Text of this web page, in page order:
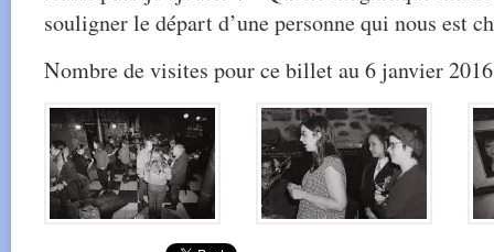
souligner le départ d’une personne qui nous est
Nombre de visites pour ce billet au 6 janvier